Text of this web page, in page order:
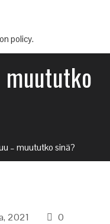
policy.
– muututko sinä?
2021
0